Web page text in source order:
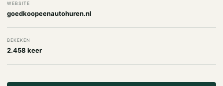
WEBSITE
goedkoopeenautohuren.nl
BEKEKEN
2.458 keer